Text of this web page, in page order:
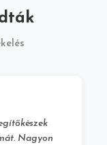
Nagyon